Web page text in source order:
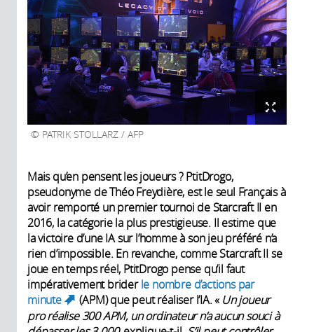
PATRIK STOLLARZ / AFP
Mais qu’en pensent les joueurs ? PtitDrogo,
pseudonyme de Théo Freydière, est le seul Français à
avoir remporté un premier tournoi de Starcraft II en
2016, la catégorie la plus prestigieuse. Il estime que
la victoire d’une IA sur l’homme à son jeu préféré n’a
rien d’impossible. En revanche, comme Starcraft II se
joue en temps réel, PtitDrogo pense qu’il faut
impérativement briderle nombre d’actions par
minute
(link is external)
(APM) que peut réaliser l’IA. « Un joueur
pro réalise 300 APM, un ordinateur n’a aucun souci à